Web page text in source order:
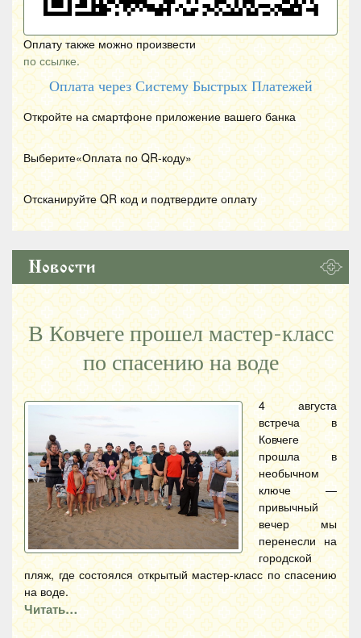
Оплату также можно произвести
по ссылке.
Оплата через Систему Быстрых Платежей
Откройте на смартфоне приложение вашего банка
Выберите«Оплата по QR-коду»
Отсканируйте QR код и подтвердите оплату
Новости
В Ковчеге прошел мастер-класс
по спасению на воде
4 августа
встреча в
Ковчеге
прошла в
необычном
ключе —
привычный
вечер мы
перенесли на
городской
пляж, где состоялся открытый мастер-класс по спасению
на воде.
Читать…